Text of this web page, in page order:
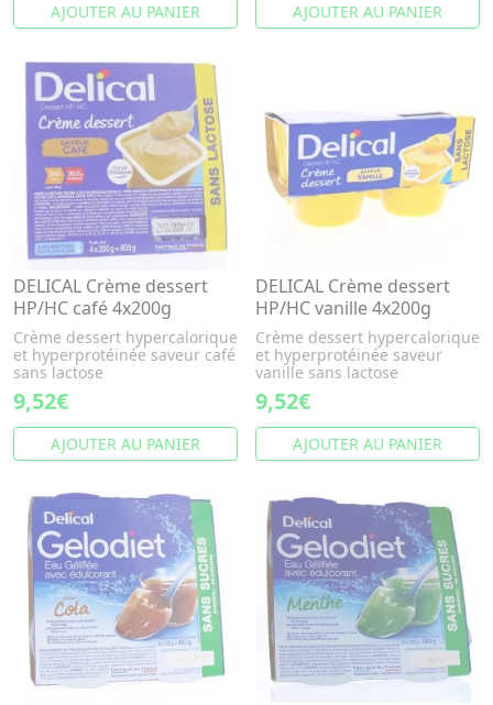
AJOUTER AU PANIER AJOUTER AU PANIER
DELICAL Crème dessert
HP/HC café 4x200g
Crème dessert hypercalorique
et hyperprotéinée saveur café
sans lactose
9,52€
AJOUTER AU PANIER
DELICAL Crème dessert
HP/HC vanille 4x200g
Crème dessert hypercalorique
et hyperprotéinée saveur
vanille sans lactose
9,52€
AJOUTER AU PANIER